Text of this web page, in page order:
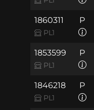
1860311
PL1
P
1853599
PL1
P
1846218
PL1
P